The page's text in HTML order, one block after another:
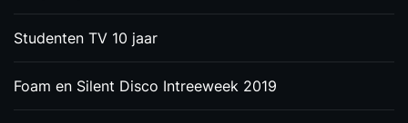
Studenten TV 10 jaar
Foam en Silent Disco Intreeweek 2019